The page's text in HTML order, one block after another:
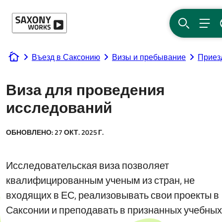
ПОИСК
www.saxony-works.com
Въезд в Саксонию Визы и пребывание
Виза для проведения
исследований
ОБНОВЛЕНО:27 ОКТ. 2025 Г.
Исследовательская виза позволяет
квалифицированным ученым из стран, не
входящих в ЕС, реализовывать свои проекты в
Саксонии и преподавать в признанных учебных